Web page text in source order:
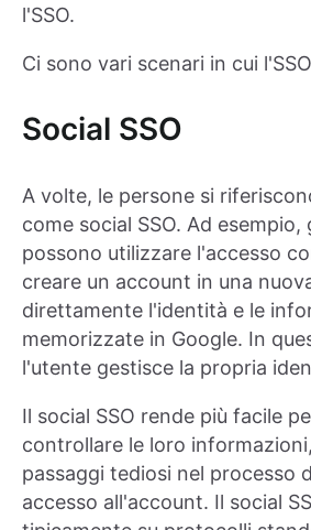
l'SSO.
Ci sono vari scenari in cui
Social SSO
A volte, le persone si
come social SSO. Ad esempio,
possono utilizzare l'accesso
creare un account in una
direttamente l'identità e le
memorizzate in Google. In
l'utente gestisce la propria
Il social SSO rende più facile
controllare le loro
passaggi tediosi nel processo
accesso all'account. Il social